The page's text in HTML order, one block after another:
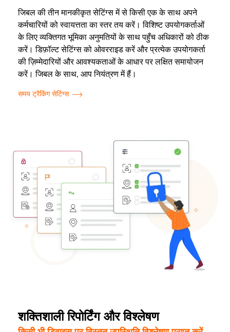
जिबल की तीन मानकीकृत सेटिंग्स में से किसी एक के साथ अपने
कर्मचारियों को स्वायत्तता का स्तर तय करें। विशिष्ट उपयोगकर्ताओं
के लिए व्यक्तिगत भूमिका अनुमतियों के साथ पहुँच अधिकारों को ठीक
करें। डिफ़ॉल्ट सेटिंग्स को ओवरराइड करें और प्रत्येक उपयोगकर्ता
की ज़िम्मेदारियों और आवश्यकताओं के आधार पर लक्षित समायोजन
करें। जिबल के साथ, आप नियंत्रण में हैं।
समय ट्रैकिंग सेटिंग्स
शक्तिशाली रिपोर्टिंग और विश्लेषण